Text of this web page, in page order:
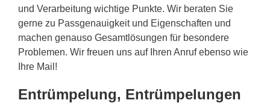
und Verarbeitung wichtige Punkte. Wir beraten Sie
gerne zu Passgenauigkeit und Eigenschaften und
machen genauso Gesamtlösungen für besondere
Problemen. Wir freuen uns auf Ihren Anruf ebenso wie
Ihre Mail!
Entrümpelung, Entrümpelungen